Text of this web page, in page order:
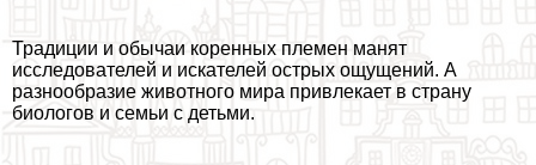
Традиции и обычаи коренных племен манят
исследователей и искателей острых ощущений. А
разнообразие животного мира привлекает в страну
биологов и семьи с детьми.